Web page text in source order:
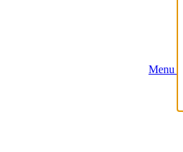
Menu